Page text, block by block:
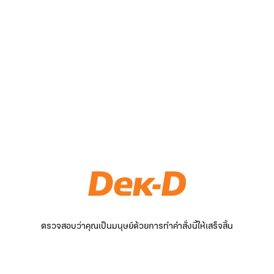
ตรวจสอบว่าคุณเป็นมนุษย์ด้วยการทำคำสั่งนี้ให้เสร็จสิ้น